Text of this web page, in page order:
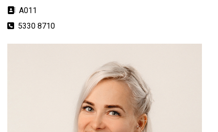
Aadress
A011
Telefon
5330 8710